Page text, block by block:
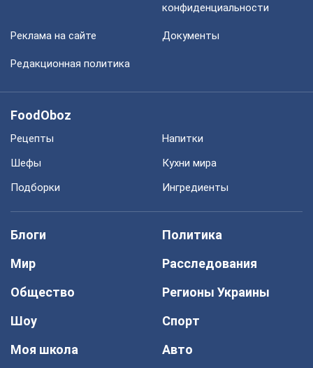
конфиденциальности
Реклама на сайте Документы
Редакционная политика
FoodOboz
Рецепты
Напитки
Шефы
Кухни мира
Подборки
Ингредиенты
Блоги
Политика
Мир
Расследования
Общество
Регионы Украины
Шоу
Спорт
Моя школа
Авто